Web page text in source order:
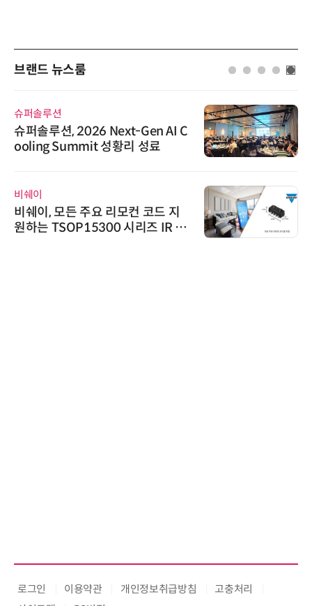
브랜드 뉴스룸
루션
루션, 2026 Next-Gen AI C
Summit 성황리 성료
, 모든 주요 리모컨 코드 지
TSOP15300 시리즈 IR 수
다래전
다래전
026'서
스 미
AIPD
“특허
'AX' 시
AI IP
로그인 이용약관 개인정보취급방침
고충처리